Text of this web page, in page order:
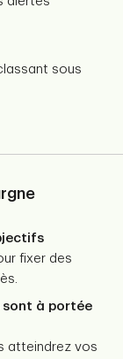
sous
fixer des
sont à portée
atteindrez vos